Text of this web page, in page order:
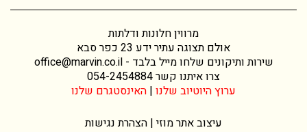
מרווין חלונות ודלתות
אולם תצוגה עתיר ידע 23 כפר סבא
שירות ותיקונים שלחו מייל בלבד -office@marvin.co.il
צרו איתנו קשר054-2454884
ערוץ היוטיוב שלנו | האינסטגרם שלנו
עיצוב אתרמוזי | הצהרת נגישות